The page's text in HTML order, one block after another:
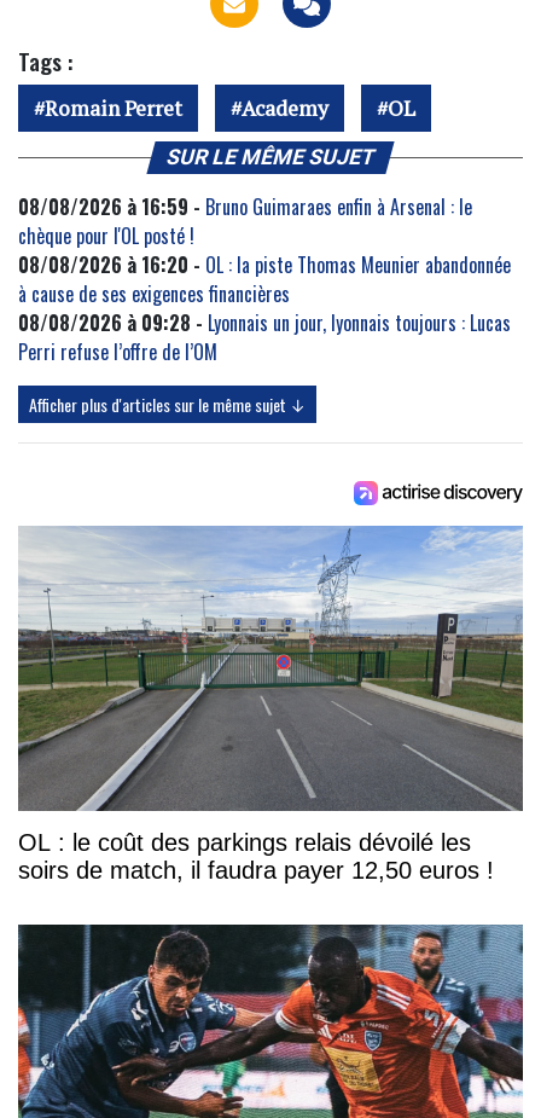
Tags :
Romain Perret Academy OL
SUR LE MÊME SUJET
08/08/2026 à 16:59 - Bruno Guimaraes enfin à Arsenal : le
chèque pour l'OL posté !
08/08/2026 à 16:20 - OL : la piste Thomas Meunier abandonnée
à cause de ses exigences financières
08/08/2026 à 09:28 - Lyonnais un jour, lyonnais toujours : Lucas
Perri refuse l’offre de l’OM
Afficher plus d'articles sur le même sujet ↓
OL : le coût des parkings relais dévoilé les
soirs de match, il faudra payer 12,50 euros !